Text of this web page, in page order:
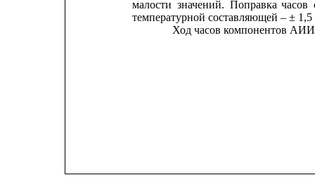
малости значений. Поправка часов
температурной составляющей – ± 1,5
Ход часов компонентов